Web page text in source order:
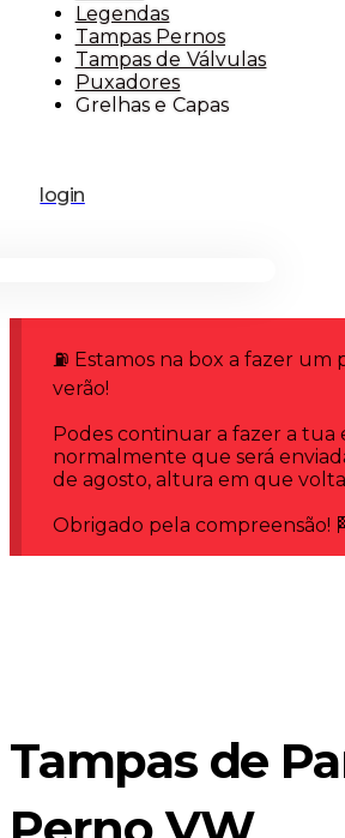
Legendas
Tampas Pernos
Tampas de Válvulas
Puxadores
Grelhas e Capas
login
⛽ Estamos na box a fazer um
verão!
Podes continuar a fazer a tua
normalmente que será
de agosto, altura em que
Obrigado pela compreensão!
Tampas de